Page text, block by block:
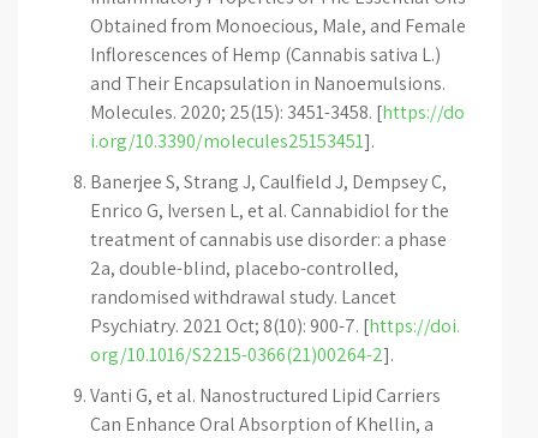
Obtained from Monoecious, Male, and Female
Inflorescences of Hemp (Cannabis sativa L.)
and Their Encapsulation in Nanoemulsions.
Molecules. 2020; 25(15): 3451-3458. [https://do
i.org/10.3390/molecules25153451].
Banerjee S, Strang J, Caulfield J, Dempsey C,
Enrico G, Iversen L, et al. Cannabidiol for the
treatment of cannabis use disorder: a phase
2a, double-blind, placebo-controlled,
randomised withdrawal study. Lancet
Psychiatry. 2021 Oct; 8(10): 900-7. [https://doi.
org/10.1016/S2215-0366(21)00264-2].
Vanti G, et al. Nanostructured Lipid Carriers
Can Enhance Oral Absorption of Khellin, a